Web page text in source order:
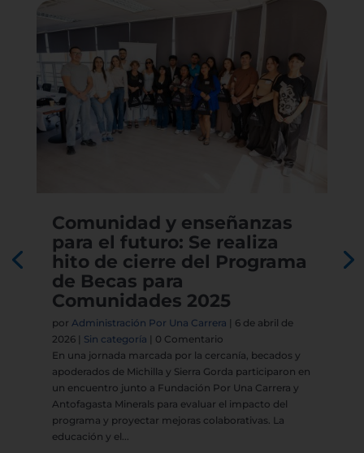
Comunidad y enseñanzas
para el futuro: Se realiza
hito de cierre del Programa
de Becas para
Comunidades 2025
porAdministración Por Una Carrera | 6 de abril de
2026 | Sin categoría | 0 Comentario
En una jornada marcada por la cercanía, becados y
apoderados de Michilla y Sierra Gorda participaron en
un encuentro junto a Fundación Por Una Carrera y
Antofagasta Minerals para evaluar el impacto del
programa y proyectar mejoras colaborativas. La
educación y el...